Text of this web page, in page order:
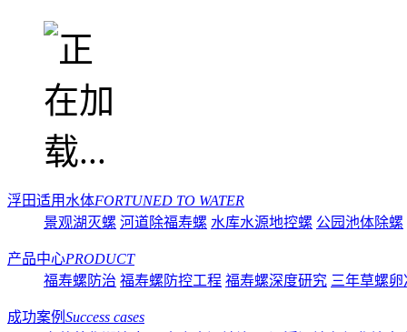
浮田适用水体FORTUNED TO WATER
景观湖灭螺 河道除福寿螺 水库水源地控螺 公园池体除螺
产品中心PRODUCT
福寿螺防治 福寿螺防控工程 福寿螺深度研究 三年草螺卵
成功案例 Success cases